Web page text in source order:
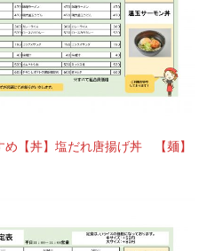
め【丼】塩だれ唐揚げ丼 【麺】